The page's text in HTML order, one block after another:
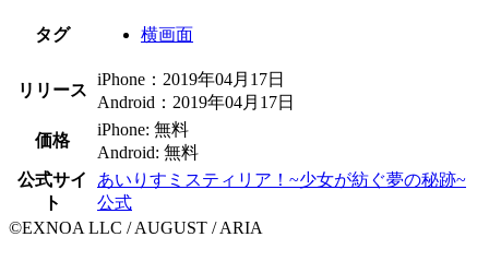
タグ 横画面
リリース
iPhone：2019年04月17日
Android：2019年04月17日
価格
iPhone: 無料
Android: 無料
公式サイ
ト
あいりすミスティリア！~少女が紡ぐ夢の秘跡~
公式
©︎EXNOA LLC / AUGUST / ARIA